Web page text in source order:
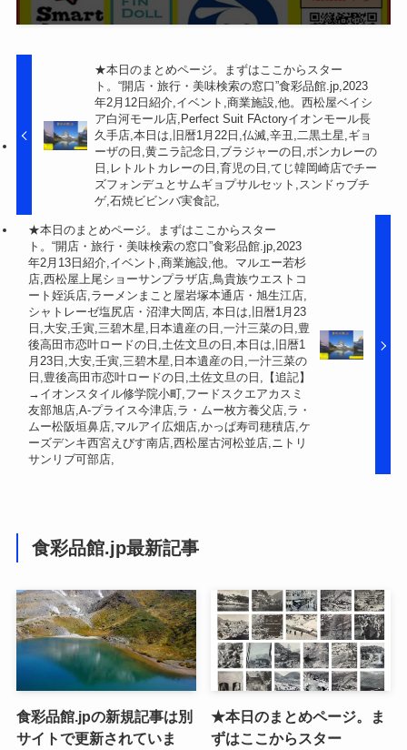
★本日のまとめページ。まずはここからスター
ト。“開店・旅行・美味検索の窓口”食彩品館.jp,2023
年2月12日紹介,イベント,商業施設,他。西松屋ベイシ
ア白河モール店,Perfect Suit FActoryイオンモール長
久手店,本日は,旧暦1月22日,仏滅,辛丑,二黒土星,ギョ
ーザの日,黄ニラ記念日,ブラジャーの日,ボンカレーの
日,レトルトカレーの日,育児の日,てじ韓岡崎店でチー
ズフォンデュとサムギョプサルセット,スンドゥブチ
ゲ,石焼ビビンバ実食記,
★本日のまとめページ。まずはここからスター
ト。“開店・旅行・美味検索の窓口”食彩品館.jp,2023
年2月13日紹介,イベント,商業施設,他。マルエー若杉
店,西松屋上尾ショーサンプラザ店,鳥貴族ウエストコ
ート姪浜店,ラーメンまこと屋岩塚本通店・旭生江店,
シャトレーゼ塩尻店・沼津大岡店, 本日は,旧暦1月23
日,大安,壬寅,三碧木星,日本遺産の日,一汁三菜の日,豊
後高田市恋叶ロードの日,土佐文旦の日,本日は,旧暦1
月23日,大安,壬寅,三碧木星,日本遺産の日,一汁三菜の
日,豊後高田市恋叶ロードの日,土佐文旦の日,【追記】
→イオンスタイル修学院小町,フードスクエアカスミ
友部旭店,A-プライス今津店,ラ・ムー枚方養父店,ラ・
ムー松阪垣鼻店,マルアイ広畑店,かっぱ寿司穂積店,ケ
ーズデンキ西宮えびす南店,西松屋古河松並店,ニトリ
サンリブ可部店,
食彩品館.jp最新記事
食彩品館.jpの新規記事は別
サイトで更新されていま
★本日のまとめページ。ま
ずはここからスター